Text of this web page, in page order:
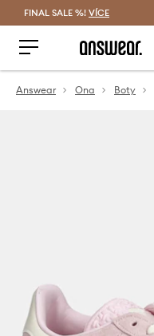
FINAL SALE %! VÍCE
Answear Ona Boty